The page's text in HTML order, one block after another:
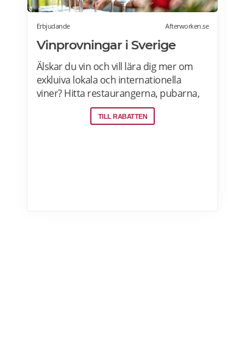
Erbjudande Afterworken.se
Vinprovningar i Sverige
Älskar du vin och vill lära dig mer om
exkluiva lokala och internationella
viner? Hitta restaurangerna, pubarna,
barerna och vingårdarna som erbjuder
öppna och privata vinprovningar för
TILL RABATTEN